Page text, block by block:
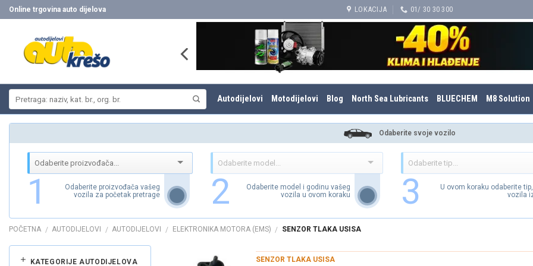
Skip
to
Online trgovina auto dijelova LOKACIJA 01/ 30 30 300
Autodijelovi Motodijelovi Blog North Sea Lubricants BLUECHEM M8 Solution
Odaberite svoje vozilo
1
Odaberite proizvođača vašeg
vozila za početak pretrage
2
Odaberite model i godinu vašeg
vozila u ovom koraku
3
U ovom koraku odaberite
vozila
POČETNA / AUTODIJELOVI / AUTODIJELOVI / ELEKTRONIKA MOTORA (EMS) / SENZOR TLAKA USISA
KATEGORIJE AUTODIJELOVA SENZOR TLAKA USISA